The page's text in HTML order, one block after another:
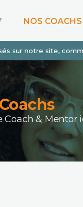
sur notre site,
mesure
NOS COACHS
&